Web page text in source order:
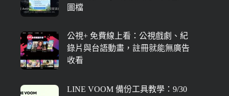
圖檔
公視+ 免費線上看：公視戲劇、紀
錄片與台語動畫，註冊就能無廣告
收看
LINE VOOM 備份工具教學：9/30